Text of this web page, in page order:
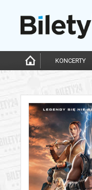
KONCERTY